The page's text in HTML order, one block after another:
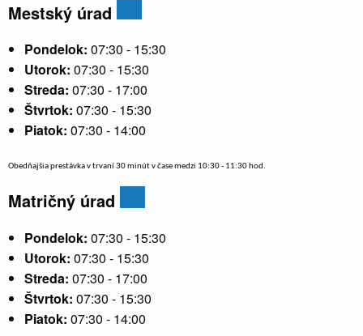
Mestský úrad
Pondelok: 07:30 - 15:30
Utorok: 07:30 - 15:30
Streda: 07:30 - 17:00
Štvrtok: 07:30 - 15:30
Piatok: 07:30 - 14:00
Obedňajšia prestávka v trvaní 30 minút v čase medzi 10:30 - 11:30 hod.
Matričný úrad
Pondelok: 07:30 - 15:30
Utorok: 07:30 - 15:30
Streda: 07:30 - 17:00
Štvrtok: 07:30 - 15:30
Piatok: 07:30 - 14:00